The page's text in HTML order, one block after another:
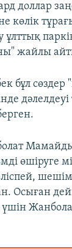
доллар
көлік
ұлттық
жайлы
бұл сөздер
өшіруге
Осыған